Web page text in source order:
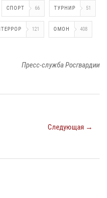
СПОРТ 66 ТУРНИР 51
121 ОМОН 408
Пресс-служба Росгвардии
Следующая →